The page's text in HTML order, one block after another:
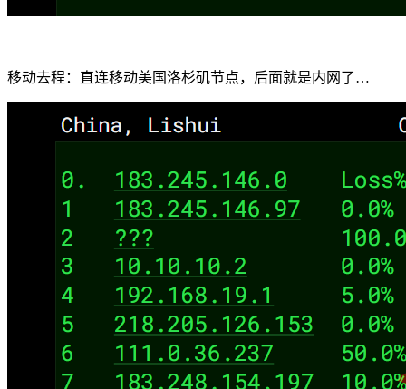
移动去程：直连移动美国洛杉矶节点，后面就是内网了…